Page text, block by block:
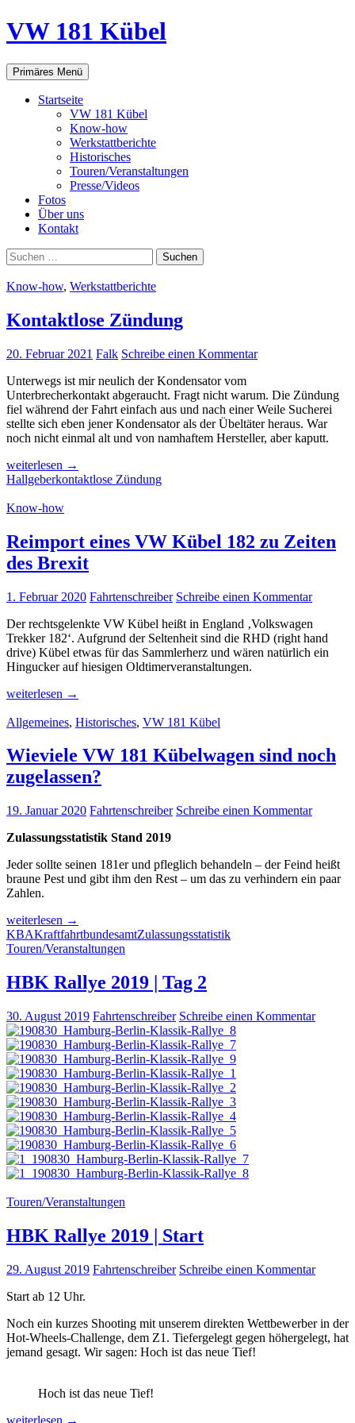
VW 181 Kübel
Suchen
Primäres Menü Springe
zum
Startseite
VW 181 Kübel
Know-how
Werkstattberichte
Historisches
Touren/Veranstaltungen
Presse/Videos
Fotos
Über uns
Kontakt
Suchen
nach:
Know-how, Werkstattberichte
Kontaktlose Zündung
20. Februar 2021 Falk Schreibe einen Kommentar
Unterwegs ist mir neulich der Kondensator vom
Unterbrecherkontakt abgeraucht. Fragt nicht warum. Die Zündung
fiel während der Fahrt einfach aus und nach einer Weile Sucherei
stellte sich eben jener Kondensator als der Übeltäter heraus. War
noch nicht einmal alt und von namhaftem Hersteller, aber kaputt.
Kontaktlose
Zündung
weiterlesen →
Hallgeberkontaktlose Zündung
Know-how
Reimport eines VW Kübel 182 zu Zeiten
des Brexit
1. Februar 2020 Fahrtenschreiber Schreibe einen Kommentar
Der rechtsgelenkte VW Kübel heißt in England ‚Volkswagen
Trekker 182‘. Aufgrund der Seltenheit sind die RHD (right hand
drive) Kübel etwas für das Sammlerherz und wären natürlich ein
Hingucker auf hiesigen Oldtimerveranstaltungen.
Reimport
VW
182
zu
Zeiten
Brexit
weiterlesen →
Allgemeines, Historisches, VW 181 Kübel
Wieviele VW 181 Kübelwagen sind noch
zugelassen?
19. Januar 2020 Fahrtenschreiber Schreibe einen Kommentar
Zulassungsstatistik Stand 2019
Jeder sollte seinen 181er und pfleglich behandeln – der Feind heißt
braune Pest und gibt ihm den Rest – um das zu verhindern ein paar
Zahlen.
Wieviele
VW
181
sind
noch
weiterlesen →
KBAKraftfahrtbundesamtZulassungsstatistik
Touren/Veranstaltungen
HBK Rallye 2019 | Tag 2
30. August 2019 Fahrtenschreiber Schreibe einen Kommentar
Touren/Veranstaltungen
HBK Rallye 2019 | Start
29. August 2019 Fahrtenschreiber Schreibe einen Kommentar
Start ab 12 Uhr.
Noch ein kurzes Shooting mit unserem direkten Wettbewerber in der
Hot-Wheels-Challenge, dem Z1. Tiefergelegt gegen höhergelegt, hat
jemand gesagt. Wir sagen: Hoch ist das neue Tief!
Hoch ist das neue Tief!
HBK
weiterlesen →